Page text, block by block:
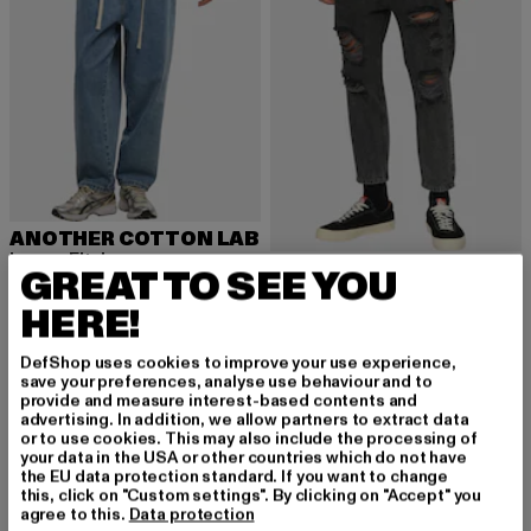
ANOTHER COTTON LAB
Loose Fit Jeans
501,26 DKK
Nuværende pris: 501,26 DKK
706,00 DKKKampagnepris: 706,00 DKK
2Y PREMIUM
Destroyed
-35% -16%
GREAT TO SEE YOU
HERE!
DefShop uses cookies to improve your use experience,
save your preferences, analyse use behaviour and to
provide and measure interest-based contents and
advertising. In addition, we allow partners to extract data
or to use cookies. This may also include the processing of
your data in the USA or other countries which do not have
the EU data protection standard. If you want to change
this, click on "Custom settings". By clicking on "Accept" you
agree to this. Data protection